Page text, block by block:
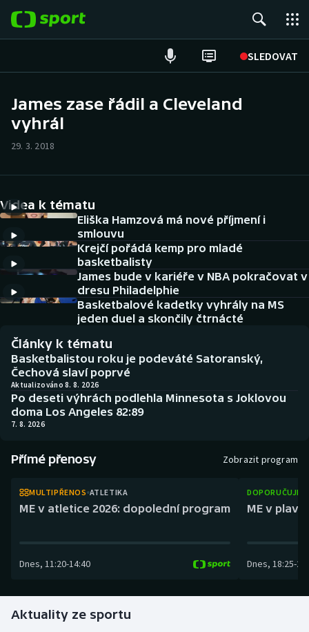
SLEDOVAT
ME v plavání
Tenis
DALŠÍ SPORTY
Americký fotbal
Baseball a softbal
Basketbal
Biatlon
Boby a skeleton
Box
Florbal
NEPŘEHLÉDNĚTE
Historické návraty
Aplikace ČT sport
AZ kvíz
James zase řádil a Cleveland
vyhrál
29. 3. 2018
Videa k tématu
Eliška Hamzová má nové příjmení i
smlouvu
Krejčí pořádá kemp pro mladé
basketbalisty
James bude v kariéře v NBA pokračovat v
dresu Philadelphie
Basketbalové kadetky vyhrály na MS
jeden duel a skončily čtrnácté
Články k tématu
Basketbalistou roku je podeváté Satoranský,
Čechová slaví poprvé
Aktualizováno 8. 8. 2026
Po deseti výhrách podlehla Minnesota s Joklovou
doma Los Angeles 82:89
7. 8. 2026
Přímé přenosy Zobrazit program
MULTIPŘENOS ATLETIKA
ME v atletice 2026: dopolední program
Dnes, 11:20-14:40
ME v
Dnes, 18:25-
Aktuality ze sportu